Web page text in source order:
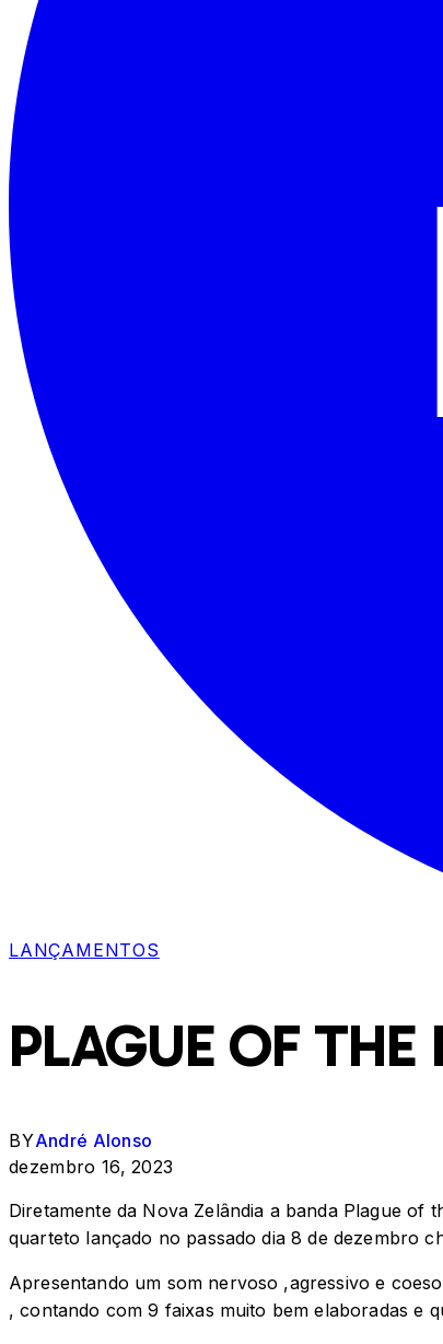
LANÇAMENTOS
PLAGUE OF
BYAndré Alonso
dezembro 16, 2023
Diretamente da Nova Zelândia a banda Plague of
quarteto lançado no passado dia 8 de dezembro
Apresentando um som nervoso ,agressivo e
, contando com 9 faixas muito bem elaboradas e